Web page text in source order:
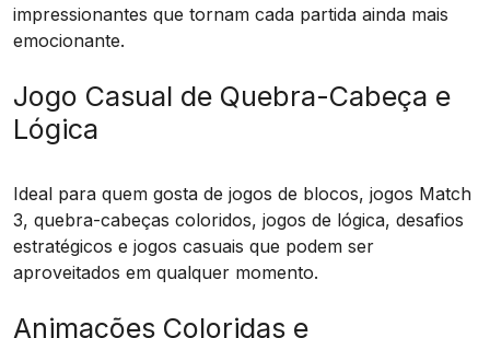
impressionantes que tornam cada partida ainda mais
emocionante.
Jogo Casual de Quebra-Cabeça e
Lógica
Ideal para quem gosta de jogos de blocos, jogos Match
3, quebra-cabeças coloridos, jogos de lógica, desafios
estratégicos e jogos casuais que podem ser
aproveitados em qualquer momento.
Animações Coloridas e